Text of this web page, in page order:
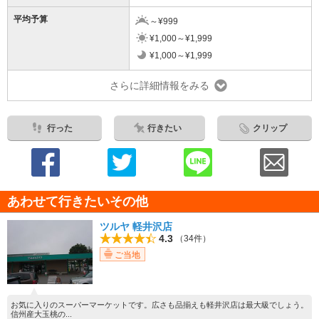
平均予算
～¥999
¥1,000～¥1,999
¥1,000～¥1,999
さらに詳細情報をみる
行った 行きたい クリップ
あわせて行きたいその他
ツルヤ 軽井沢店
4.3
（34件）
ご当地
お気に入りのスーパーマーケットです。広さも品揃えも軽井沢店は最大級でしょう。
信州産大玉桃の...